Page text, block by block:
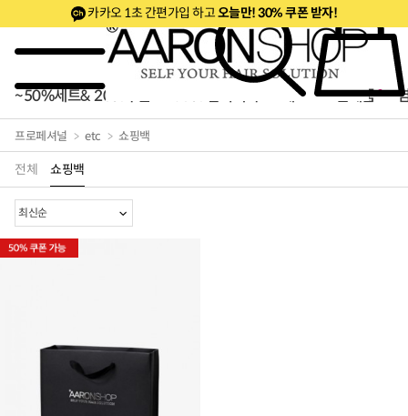
카카오 1초 간편가입 하고오늘만! 30% 쿠폰 받자!
~50%세트& 20%쿠폰 베스트 신제품
프로페셔널 etc 쇼핑백
전체 쇼핑백